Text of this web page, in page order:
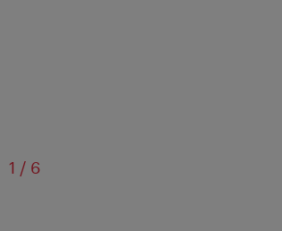
1 /din
6